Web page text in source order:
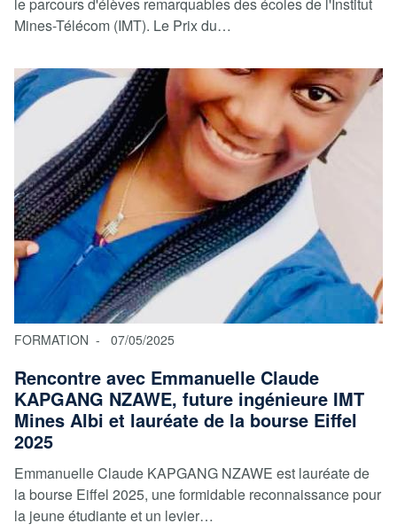
Mines-Télécom (IMT). Le Prix du…
FORMATION 07/05/2025
Rencontre avec Emmanuelle Claude
KAPGANG NZAWE, future ingénieure IMT
Mines Albi et lauréate de la bourse Eiffel
2025
Emmanuelle Claude KAPGANG NZAWE est lauréate de
la bourse Eiffel 2025, une formidable reconnaissance pour
la jeune étudiante et un levier…